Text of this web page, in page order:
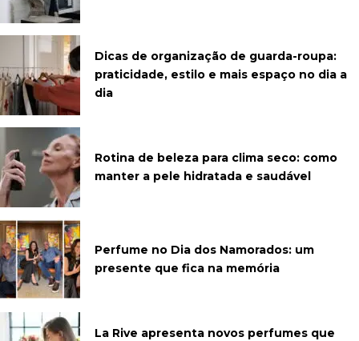
Dicas de organização de guarda-roupa:
praticidade, estilo e mais espaço no dia a
dia
Rotina de beleza para clima seco: como
manter a pele hidratada e saudável
Perfume no Dia dos Namorados: um
presente que fica na memória
La Rive apresenta novos perfumes que